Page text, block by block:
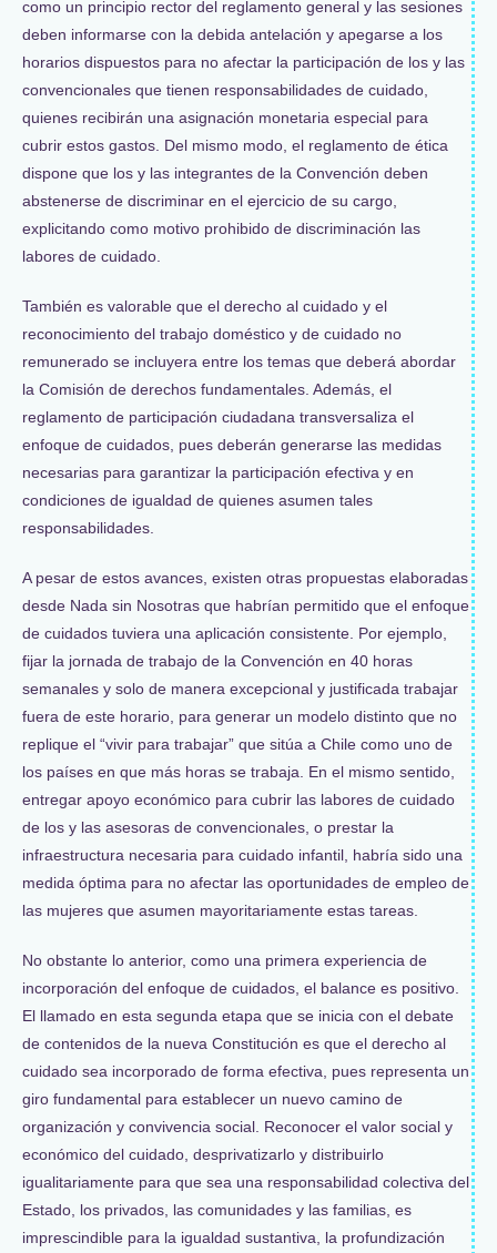
como un principio rector del reglamento general y las sesiones
deben informarse con la debida antelación y apegarse a los
horarios dispuestos para no afectar la participación de los y las
convencionales que tienen responsabilidades de cuidado,
quienes recibirán una asignación monetaria especial para
cubrir estos gastos. Del mismo modo, el reglamento de ética
dispone que los y las integrantes de la Convención deben
abstenerse de discriminar en el ejercicio de su cargo,
explicitando como motivo prohibido de discriminación las
labores de cuidado.
También es valorable que el derecho al cuidado y el
reconocimiento del trabajo doméstico y de cuidado no
remunerado se incluyera entre los temas que deberá abordar
la Comisión de derechos fundamentales. Además, el
reglamento de participación ciudadana transversaliza el
enfoque de cuidados, pues deberán generarse las medidas
necesarias para garantizar la participación efectiva y en
condiciones de igualdad de quienes asumen tales
responsabilidades.
A pesar de estos avances, existen otras propuestas elaboradas
desde Nada sin Nosotras que habrían permitido que el enfoque
de cuidados tuviera una aplicación consistente. Por ejemplo,
fijar la jornada de trabajo de la Convención en 40 horas
semanales y solo de manera excepcional y justificada trabajar
fuera de este horario, para generar un modelo distinto que no
replique el “vivir para trabajar” que sitúa a Chile como uno de
los países en que más horas se trabaja. En el mismo sentido,
entregar apoyo económico para cubrir las labores de cuidado
de los y las asesoras de convencionales, o prestar la
infraestructura necesaria para cuidado infantil, habría sido una
medida óptima para no afectar las oportunidades de empleo de
las mujeres que asumen mayoritariamente estas tareas.
No obstante lo anterior, como una primera experiencia de
incorporación del enfoque de cuidados, el balance es positivo.
El llamado en esta segunda etapa que se inicia con el debate
de contenidos de la nueva Constitución es que el derecho al
cuidado sea incorporado de forma efectiva, pues representa un
giro fundamental para establecer un nuevo camino de
organización y convivencia social. Reconocer el valor social y
económico del cuidado, desprivatizarlo y distribuirlo
igualitariamente para que sea una responsabilidad colectiva del
Estado, los privados, las comunidades y las familias, es
imprescindible para la igualdad sustantiva, la profundización